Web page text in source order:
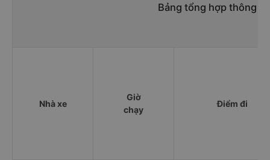
Bảng tổng hợp thông
Nhà xe
Giờ
chạy
Điểm đi